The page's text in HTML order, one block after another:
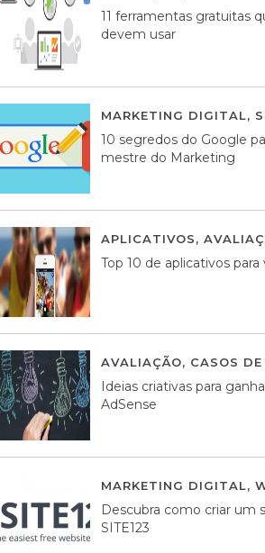
11 ferramentas gratuitas
devem usar
MARKETING DIGITAL,
10 segredos do Google
mestre do Marketing
APLICATIVOS,
Top 10 de aplicativos
AVALIAÇÃO, CASOS
Ideias criativas para
AdSense
MARKETING DIGITAL,
Descubra como criar um
SITE123